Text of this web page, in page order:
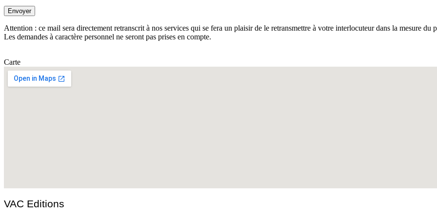
Attention : ce mail sera directement retranscrit à nos services qui se fera un plaisir de le retransmettre à votre interlocuteur dans la mesure du
Les demandes à caractère personnel ne seront pas prises en compte.
Carte
VAC Editions